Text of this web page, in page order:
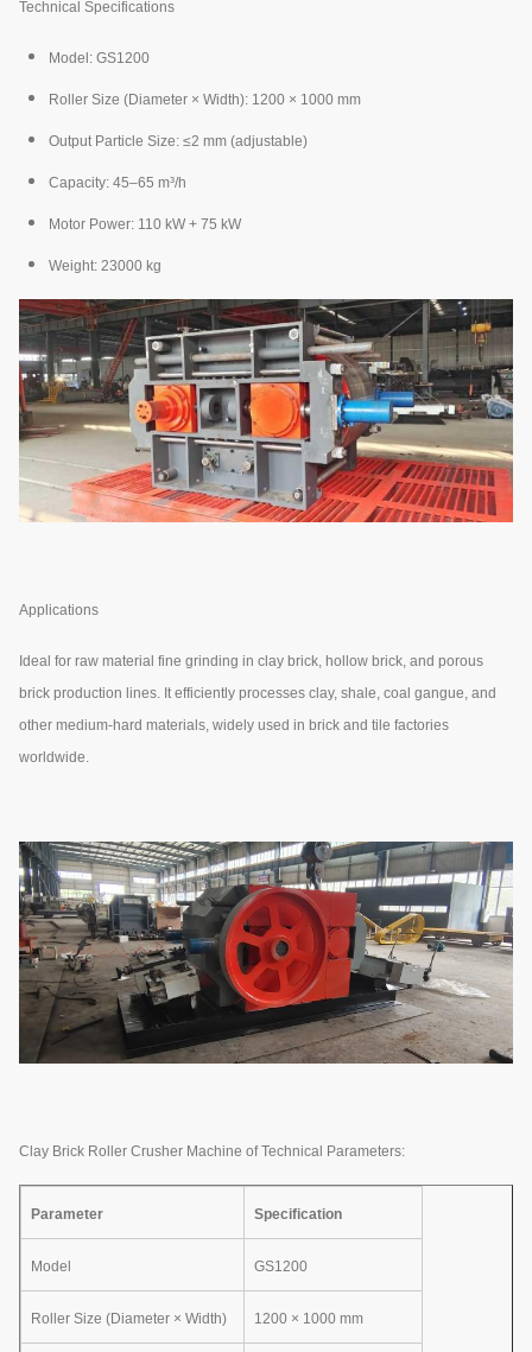
Technical Specifications
Model: GS1200
Roller Size (Diameter × Width): 1200 × 1000 mm
Output Particle Size: ≤2 mm (adjustable)
Capacity: 45–65 m³/h
Motor Power: 110 kW + 75 kW
Weight: 23000 kg
Applications
Ideal for raw material fine grinding in clay brick, hollow brick, and porous
brick production lines. It efficiently processes clay, shale, coal gangue, and
other medium-hard materials, widely used in brick and tile factories
worldwide.
Clay Brick Roller Crusher Machine of Technical Parameters:
Parameter Specification
Model GS1200
Roller Size (Diameter × Width) 1200 × 1000 mm